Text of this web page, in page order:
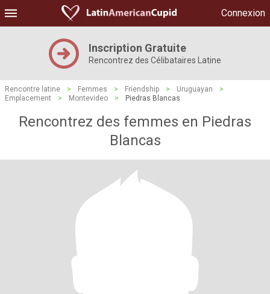
Connexion
Inscription Gratuite
Rencontrez des Célibataires Latine
Rencontre latine > Femmes > Friendship > Uruguayan
>
Emplacement
> Montevideo > Piedras Blancas
Rencontrez des femmes en Piedras
Blancas